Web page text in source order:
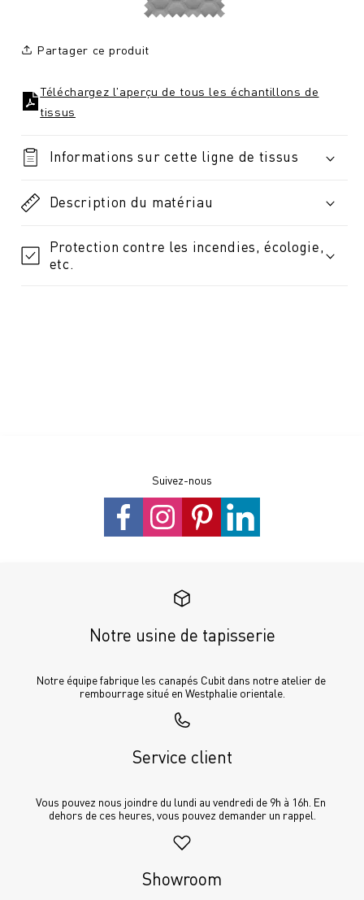
Partager ce produit
Téléchargez l'aperçu de tous les échantillons de
tissus
Informations sur cette ligne de tissus
Description du matériau
Protection contre les incendies, écologie,
etc.
Suivez-nous
Notre usine de tapisserie
Notre équipe fabrique les canapés Cubit dans notre atelier de
rembourrage situé en Westphalie orientale.
Service client
Vous pouvez nous joindre du lundi au vendredi de 9h à 16h. En
dehors de ces heures, vous pouvez demander un rappel.
Showroom